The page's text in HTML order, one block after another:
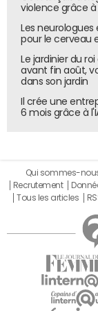
violence grâce
Les
pour le cerveau
Le jardinier du
avant fin août,
dans son jardin
Il crée une
6 mois grâce à
Qui sommes-
Recrutement
Tous les articles